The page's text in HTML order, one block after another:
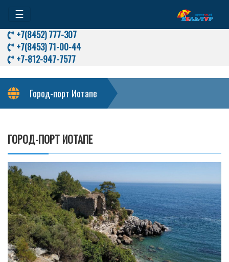
☰
+7(8452) 777-307
+7(8453) 71-00-44
+7-812-947-7577
Город-порт Иотапе
ГОРОД-ПОРТ ИОТАПЕ